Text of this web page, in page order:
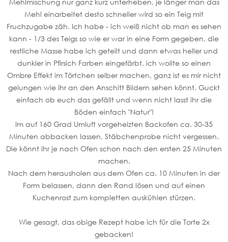
Mehl einarbeitet desto schneller wird so ein Teig mit
Fruchzugabe zäh. Ich habe - ich weiß nicht ob man es sehen
kann - 1/3 des Teigs so wie er war in eine Form gegeben, die
restliche Masse habe ich geteilt und dann etwas heller und
dunkler in Pfirsich Farben eingefärbt, ich wollte so einen
Ombre Effekt im Törtchen selber machen, ganz ist es mir nicht
gelungen wie ihr an den Anschitt Bildern sehen könnt. Guckt
einfach ob euch das gefällt und wenn nicht lasst ihr die
Böden einfach "Natur"!
Im auf 160 Grad Umluft vorgeheizten Backofen ca. 30-35
Minuten abbacken lassen, Stäbchenprobe nicht vergessen.
Die könnt ihr je nach Ofen schon nach den ersten 25 Minuten
machen.
Nach dem herausholen aus dem Ofen ca. 10 Minuten in der
Form belassen, dann den Rand lösen und auf einen
Kuchenrost zum kompletten auskühlen stürzen.
Wie gesagt, das obige Rezept habe ich für die Torte 2x
gebacken!